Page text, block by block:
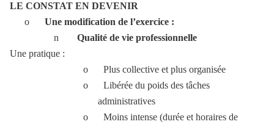
LE CONSTAT EN DEVENIR
o
Une modification de l’exercice :
n
Qualité de vie professionnelle
Une pratique :
o
Plus collective et plus organisée
o
Libérée du poids des tâches
administratives
o
Moins intense (durée et horaires de